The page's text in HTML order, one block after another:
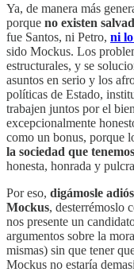
Ya, de manera más
porque no existen
fue Santos, ni Petro, ni
sido Mockus. Los
estructurales, y se
asuntos en serio y los
políticas de Estado,
trabajen juntos por el
excepcionalmente
como un bonus, porque
la sociedad que tenemos
honesta, honrada y
Por eso, digámosle
Mockus, desterrémoslo
nos presente un
argumentos sobre la
mismas) sin que tener
Mockus no estaría